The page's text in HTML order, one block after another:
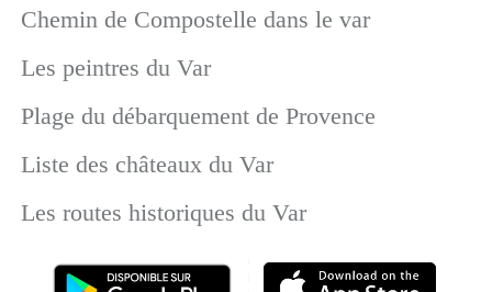
Chemin de Compostelle dans le var
Les peintres du Var
Plage du débarquement de Provence
Liste des châteaux du Var
Les routes historiques du Var